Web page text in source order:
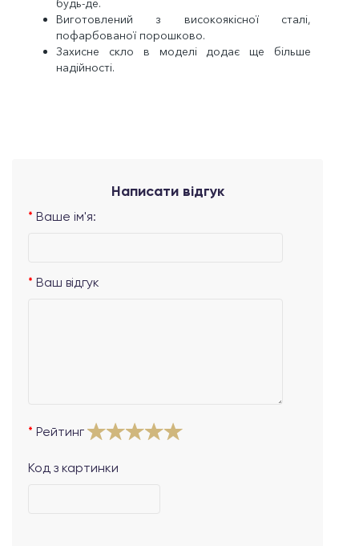
будь-де.
Виготовлений з високоякісної сталі,
пофарбованої порошково.
Захисне скло в моделі додає ще більше
надійності.
Написати відгук
Ваше ім'я:
Ваш відгук
Рейтинг
Код з картинки